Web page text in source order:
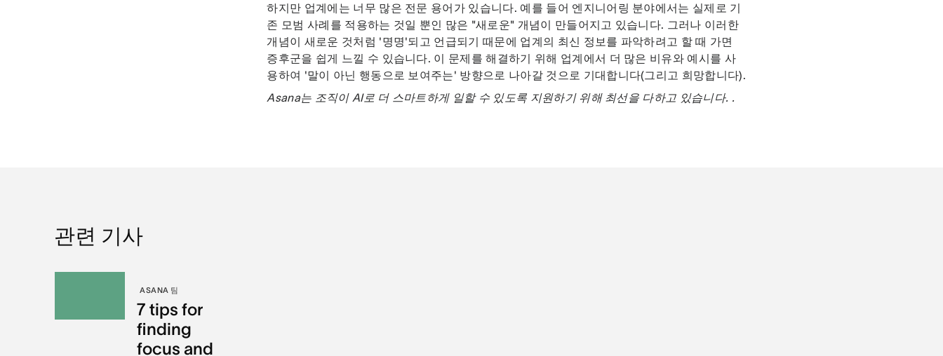
하지만 업계에는 너무 많은 전문 용어가 있습니다. 예를 들어 엔지니어링 분야에서는 실제로 기
존 모범 사례를 적용하는 것일 뿐인 많은 "새로운" 개념이 만들어지고 있습니다. 그러나 이러한
개념이 새로운 것처럼 '명명'되고 언급되기 때문에 업계의 최신 정보를 파악하려고 할 때 가면
증후군을 쉽게 느낄 수 있습니다. 이 문제를 해결하기 위해 업계에서 더 많은 비유와 예시를 사
용하여 '말이 아닌 행동으로 보여주는' 방향으로 나아갈 것으로 기대합니다(그리고 희망합니다).
Asana는 조직이 AI로 더 스마트하게 일할 수 있도록 지원하기 위해 최선을 다하고 있습니다.
관련 기사
ASANA 팀
7 tips for
finding
focus and